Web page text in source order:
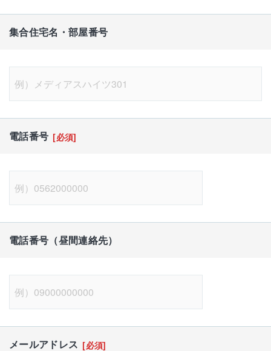
集合住宅名・部屋番号
電話番号 [必須]
電話番号（昼間連絡先）
メールアドレス [必須]